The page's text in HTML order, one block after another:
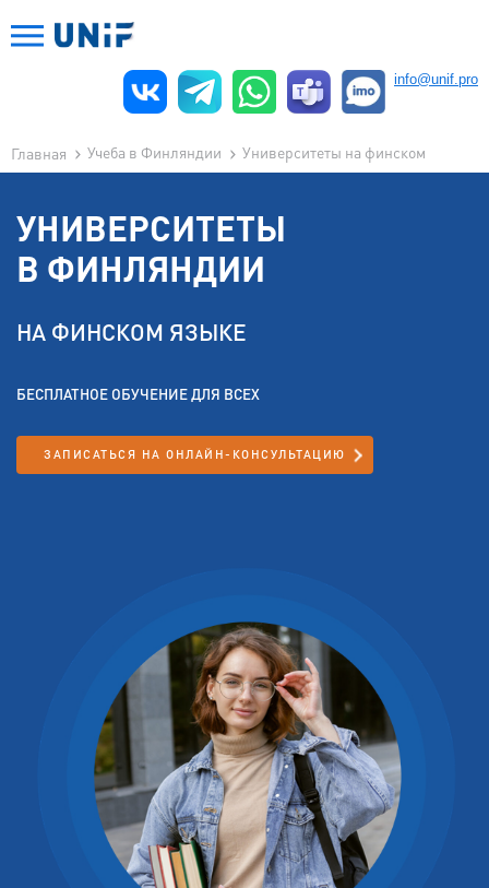
info@unif.pro
Главная Учеба в Финляндии Университеты на финском
УНИВЕРСИТЕТЫ
В ФИНЛЯНДИИ
НА ФИНСКОМ ЯЗЫКЕ
БЕСПЛАТНОЕ ОБУЧЕНИЕ ДЛЯ ВСЕХ
ЗАПИСАТЬСЯ НА ОНЛАЙН-КОНСУЛЬТАЦИЮ